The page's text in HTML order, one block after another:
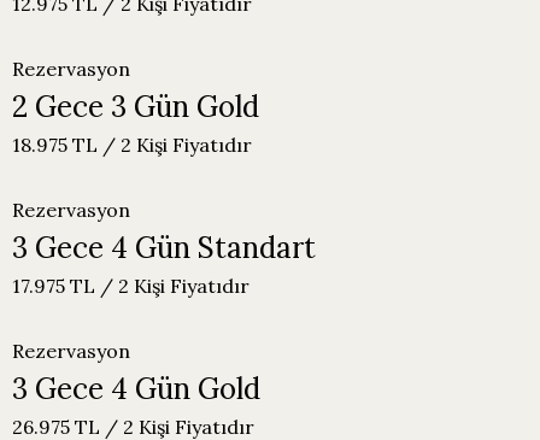
Rezervasyon
2 Gece 3 Gün Gold
18.975 TL / 2 Kişi Fiyatıdır
Rezervasyon
3 Gece 4 Gün Standart
17.975 TL / 2 Kişi Fiyatıdır
Rezervasyon
3 Gece 4 Gün Gold
26.975 TL / 2 Kişi Fiyatıdır